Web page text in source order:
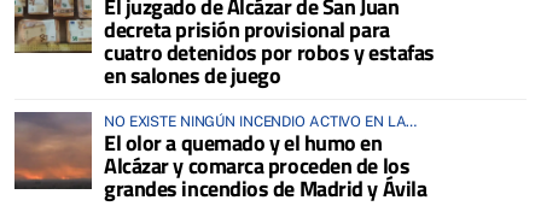
decreta prisión provisional para
cuatro detenidos por robos y estafas
en salones de juego
NO EXISTE NINGÚN INCENDIO ACTIVO EN LA
COMARCA
El olor a quemado y el humo en
Alcázar y comarca proceden de los
grandes incendios de Madrid y Ávila